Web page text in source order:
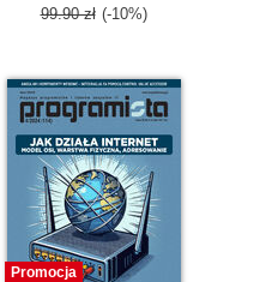
99.90 zł (-10%)
Promocja